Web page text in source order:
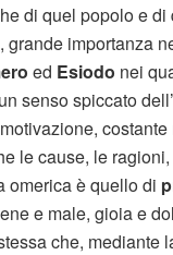
di quel popolo e
importanza
ed Esiodo nei
senso spiccato
costante
le cause, le
omerica è quello di
e male, gioia e
che, mediante